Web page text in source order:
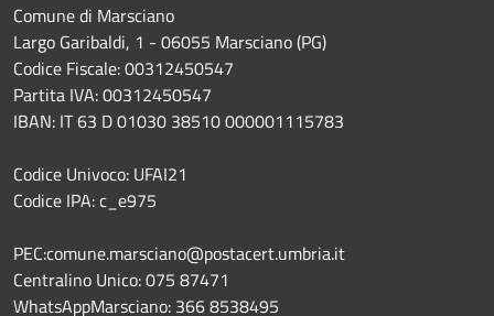
Comune di Marsciano
Largo Garibaldi, 1 - 06055 Marsciano (PG)
Codice Fiscale: 00312450547
Partita IVA: 00312450547
IBAN: IT 63 D 01030 38510 000001115783
Codice Univoco: UFAI21
Codice IPA: c_e975
PEC:comune.marsciano@postacert.umbria.it
Centralino Unico: 075 87471
WhatsAppMarsciano: 366 8538495